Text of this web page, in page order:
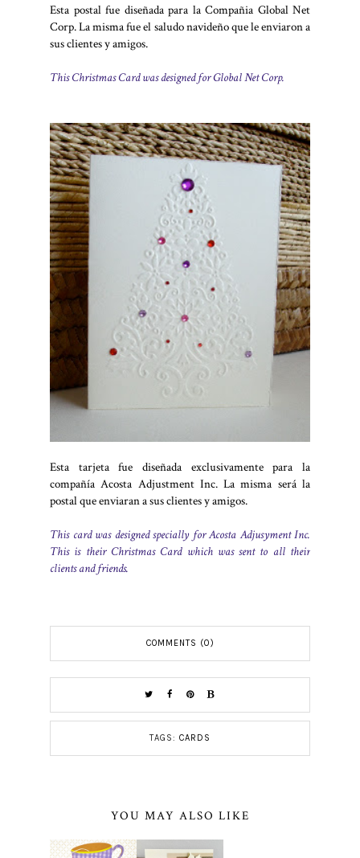
Esta postal fue diseñada para la Compañia Global Net
Corp. La misma fue el saludo navideño que le enviaron a
sus clientes y amigos.
This Christmas Card was designed for Global Net Corp.
Esta tarjeta fue diseñada exclusivamente para la
compañía Acosta Adjustment Inc. La misma será la
postal que enviaran a sus clientes y amigos.
This card was designed specially for Acosta Adjusyment Inc.
This is their Christmas Card which was sent to all their
clients and friends.
COMMENTS (0)
TAGS: CARDS
YOU MAY ALSO LIKE